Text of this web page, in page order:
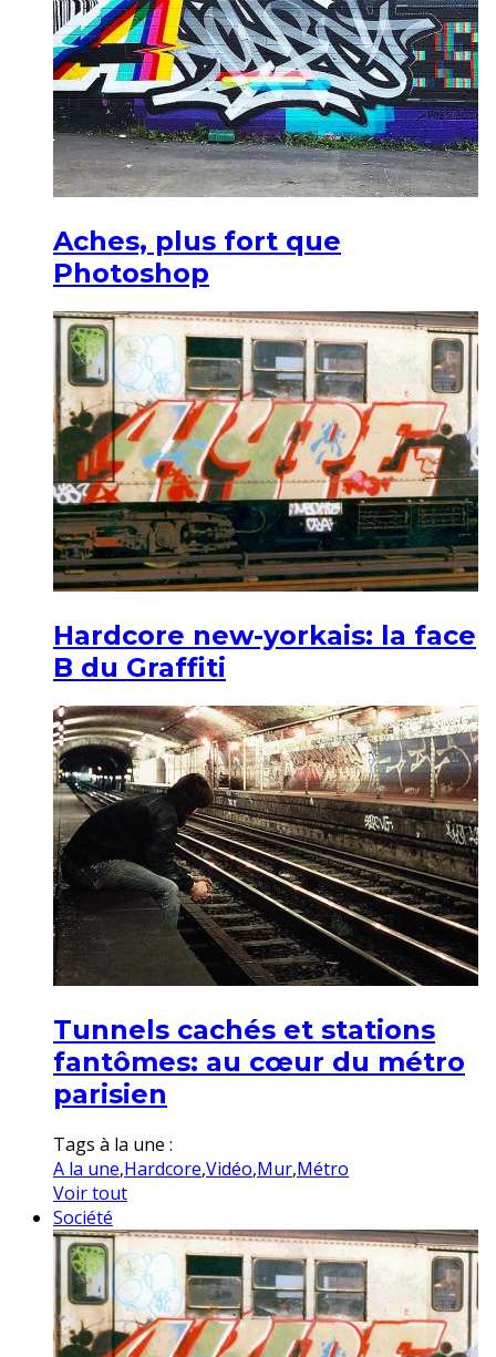
Aches, plus fort que
Photoshop
Hardcore new-yorkais: la face
B du Graffiti
Tunnels cachés et stations
fantômes: au cœur du métro
parisien
Tags à la une :
A la une,Hardcore,Vidéo,Mur,Métro
Voir tout
Société